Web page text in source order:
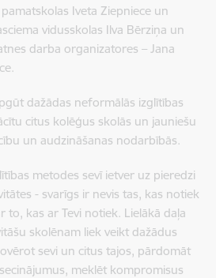
Iveta Ziepniece un
vidusskolas Ilva Bērziņa un
darba organizatores – Jana
dažādas neformālās izglītības
citus kolēģus skolās un jauniešu
un audzināšanas nodarbībās.
metodes sevī ietver uz pieredzi
- svarīgs ir nevis tas, kas notiek
to, kas ar Tevi notiek. Lielākā daļa
skolēnam liek veikt dažādus
sevi un citus tajos, pārdomāt
meklēt kompromisus